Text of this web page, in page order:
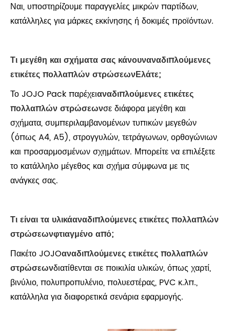
Ναι, υποστηρίζουμε παραγγελίες μικρών παρτίδων,
κατάλληλες για μάρκες εκκίνησης ή δοκιμές προϊόντων.
Τι μεγέθη και σχήματα σας κάνουναναδιπλούμενες
ετικέτες πολλαπλών στρώσεωνΕλάτε;
Το JOJO Pack παρέχειαναδιπλούμενες ετικέτες
πολλαπλών στρώσεωνσε διάφορα μεγέθη και
σχήματα, συμπεριλαμβανομένων τυπικών μεγεθών
(όπως A4, A5), στρογγυλών, τετράγωνων, ορθογώνιων
και προσαρμοσμένων σχημάτων. Μπορείτε να επιλέξετε
το κατάλληλο μέγεθος και σχήμα σύμφωνα με τις
ανάγκες σας.
Τι είναι τα υλικάαναδιπλούμενες ετικέτες πολλαπλών
στρώσεωνφτιαγμένο από;
Πακέτο JOJOαναδιπλούμενες ετικέτες πολλαπλών
στρώσεωνδιατίθενται σε ποικιλία υλικών, όπως χαρτί,
βινύλιο, πολυπροπυλένιο, πολυεστέρας, PVC κ.λπ.,
κατάλληλα για διαφορετικά σενάρια εφαρμογής.